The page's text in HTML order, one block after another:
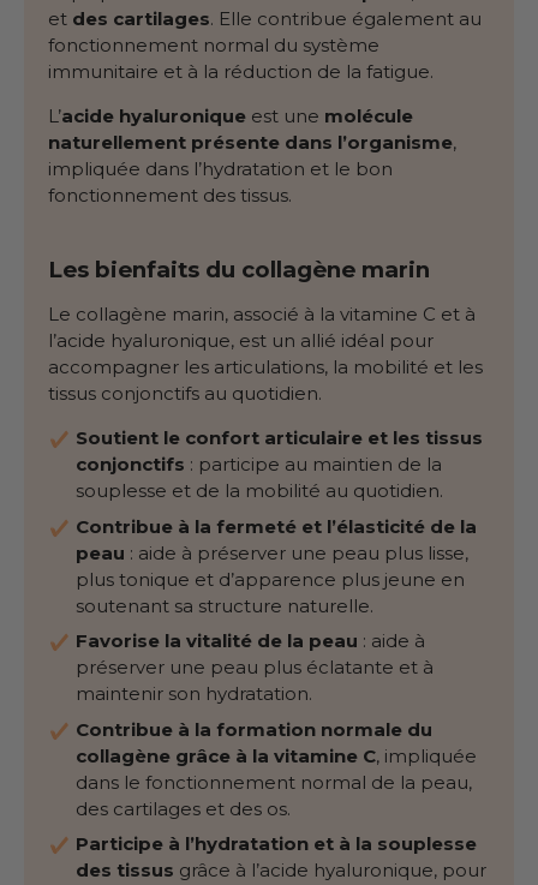
et des cartilages. Elle contribue également au
fonctionnement normal du système
immunitaire et à la réduction de la fatigue.
L’acide hyaluronique est une molécule
naturellement présente dans l’organisme,
impliquée dans l’hydratation et le bon
fonctionnement des tissus.
Les bienfaits du collagène marin
Le collagène marin, associé à la vitamine C et à
l’acide hyaluronique, est un allié idéal pour
accompagner les articulations, la mobilité et les
tissus conjonctifs au quotidien.
Soutient le confort articulaire et les tissus
conjonctifs : participe au maintien de la
souplesse et de la mobilité au quotidien.
Contribue à la fermeté et l’élasticité de la
peau : aide à préserver une peau plus lisse,
plus tonique et d’apparence plus jeune en
soutenant sa structure naturelle.
Favorise la vitalité de la peau : aide à
préserver une peau plus éclatante et à
maintenir son hydratation.
Contribue à la formation normale du
collagène grâce à la vitamine C, impliquée
dans le fonctionnement normal de la peau,
des cartilages et des os.
Participe à l’hydratation et à la souplesse
des tissus grâce à l’acide hyaluronique, pour